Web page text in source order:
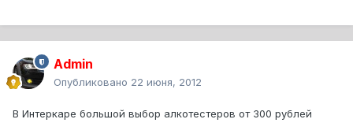
Admin
Опубликовано 22 июня, 2012
В Интеркаре большой выбор алкотестеров от 300 рублей